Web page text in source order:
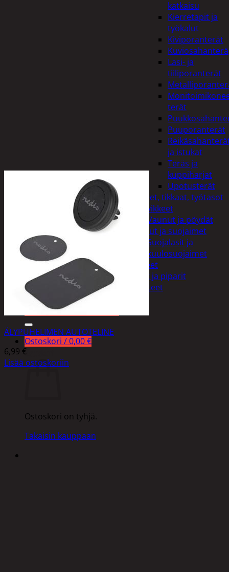
katkaisu
Kierretapit ja
työkalut
Kiviporanterät
Kuviosahanterä
Lasi- ja
tiiliporanterät
terät
Puuporanterät
ja istukat
Teräs ja
kuppiharjat
Upotusterät
Telineet, tikkaat, työtasot
ja tarvikkeet
Vaunut ja pöydät
Työasut ja suojaimet
Suojalasit ja
kuulosuojaimet
Elintarvikkeet
Keksit ja piparit
Mausteet
Etsi:
Ostoskori /0,00€
Ostoskori
Ostoskori on tyhjä.
Takaisin kauppaan
ÄLYPUHELIMEN AUTOTELINE
6,99 €
Lisää ostoskoriin